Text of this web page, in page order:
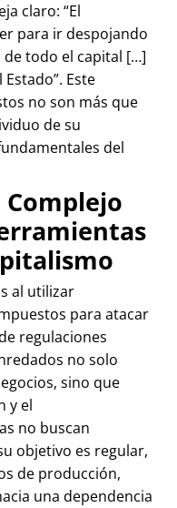
claro: “El
para ir despojando
todo el capital […]
Este
no son más que
de su
del
Complejo
al utilizar
para atacar
regulaciones
no solo
sino que
y el
no buscan
objetivo es regular,
de producción,
una dependencia